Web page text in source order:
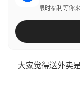
限时福利等你
大家觉得送外卖是